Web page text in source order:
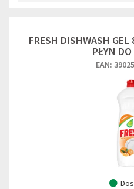
FRESH DISHWASH
PŁYN
EAN: